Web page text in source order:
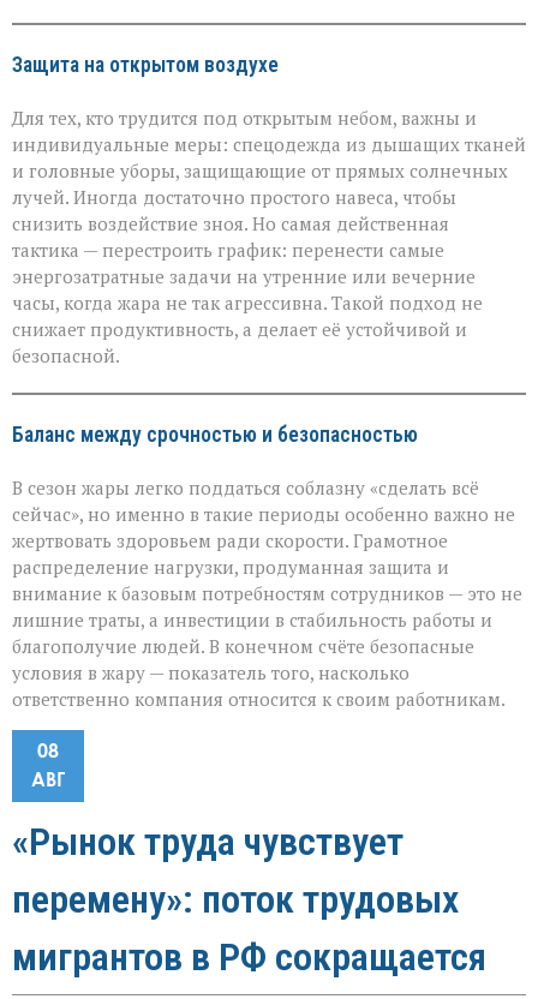
Защита на открытом воздухе
Для тех, кто трудится под открытым небом, важны и
индивидуальные меры: спецодежда из дышащих тканей
и головные уборы, защищающие от прямых солнечных
лучей. Иногда достаточно простого навеса, чтобы
снизить воздействие зноя. Но самая действенная
тактика — перестроить график: перенести самые
энергозатратные задачи на утренние или вечерние
часы, когда жара не так агрессивна. Такой подход не
снижает продуктивность, а делает её устойчивой и
безопасной.
Баланс между срочностью и безопасностью
В сезон жары легко поддаться соблазну «сделать всё
сейчас», но именно в такие периоды особенно важно не
жертвовать здоровьем ради скорости. Грамотное
распределение нагрузки, продуманная защита и
внимание к базовым потребностям сотрудников — это не
лишние траты, а инвестиции в стабильность работы и
благополучие людей. В конечном счёте безопасные
условия в жару — показатель того, насколько
ответственно компания относится к своим работникам.
08
АВГ
«Рынок труда чувствует
перемену»: поток трудовых
мигрантов в РФ сокращается